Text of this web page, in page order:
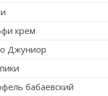
крем
Джуниор
бабаевский